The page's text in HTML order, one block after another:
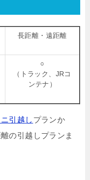
長距離・遠距離
○
（トラック、JRコ
ンテナ）
引越し プランか
の引越しプランま